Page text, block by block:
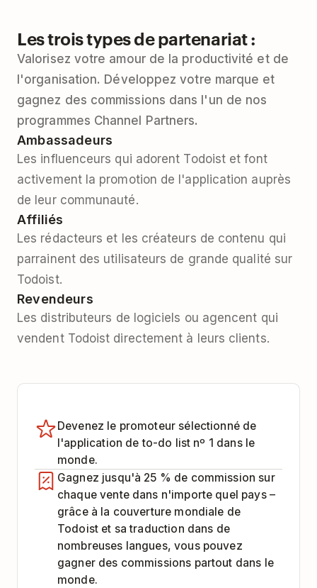
Les trois types de partenariat :
Valorisez votre amour de la productivité et de
l'organisation. Développez votre marque et
gagnez des commissions dans l'un de nos
programmes Channel Partners.
Ambassadeurs
Les influenceurs qui adorent Todoist et font
activement la promotion de l'application auprès
de leur communauté.
Affiliés
Les rédacteurs et les créateurs de contenu qui
parrainent des utilisateurs de grande qualité sur
Todoist.
Revendeurs
Les distributeurs de logiciels ou agencent qui
vendent Todoist directement à leurs clients.
Devenez le promoteur sélectionné de
l'application de to-do list nº 1 dans le
monde.
Gagnez jusqu'à 25 % de commission sur
chaque vente dans n'importe quel pays –
grâce à la couverture mondiale de
Todoist et sa traduction dans de
nombreuses langues, vous pouvez
gagner des commissions partout dans le
monde.